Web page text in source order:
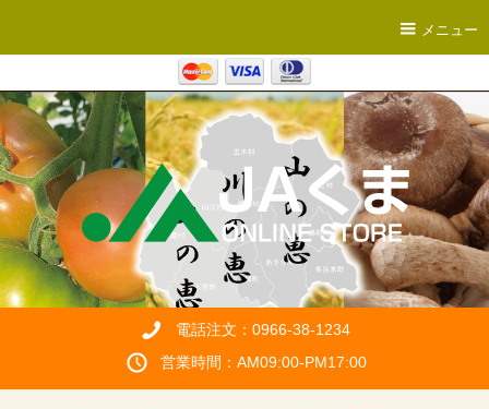
メニュー
電話注文：0966-38-1234
営業時間：AM09:00-PM17:00